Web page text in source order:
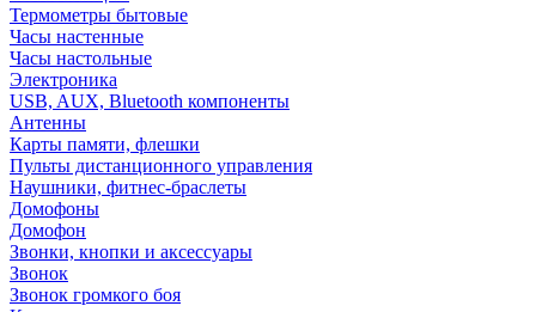
Термометры бытовые
Часы настенные
Часы настольные
Электроника
USB, AUX, Bluetooth компоненты
Антенны
Карты памяти, флешки
Пульты дистанционного управления
Наушники, фитнес-браслеты
Домофоны
Домофон
Звонки, кнопки и аксессуары
Звонок
Звонок громкого боя